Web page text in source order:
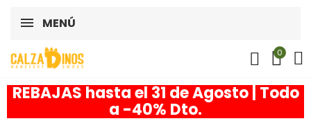
MENÚ
0
REBAJAS hasta el 31 de Agosto | Todo
a -40% Dto.